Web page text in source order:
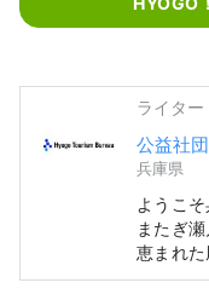
ライター
公益社
兵庫県
ようこ
またぎ
恵まれた
ら名所